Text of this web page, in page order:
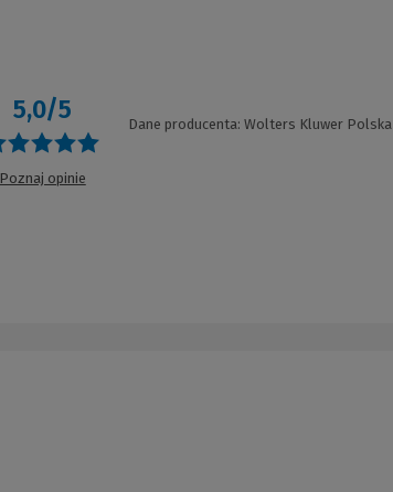
5,0/5
Poznaj opinie
Dane producenta: Wolters Kluwer Polska